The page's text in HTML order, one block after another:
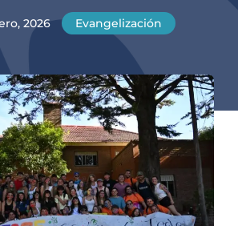
2026 Evangelización